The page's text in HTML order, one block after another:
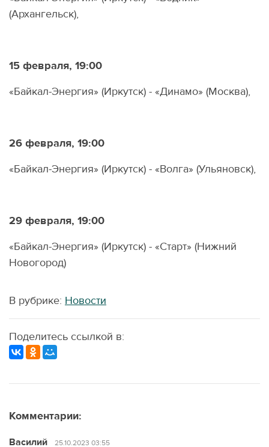
(Архангельск),
15 февраля, 19:00
«Байкал-Энергия» (Иркутск) - «Динамо» (Москва),
26 февраля, 19:00
«Байкал-Энергия» (Иркутск) - «Волга» (Ульяновск),
29 февраля, 19:00
«Байкал-Энергия» (Иркутск) - «Старт» (Нижний
Новогород)
В рубрике: Новости
Поделитесь ссылкой в:
Комментарии:
Василий 25.10.2023 03:55